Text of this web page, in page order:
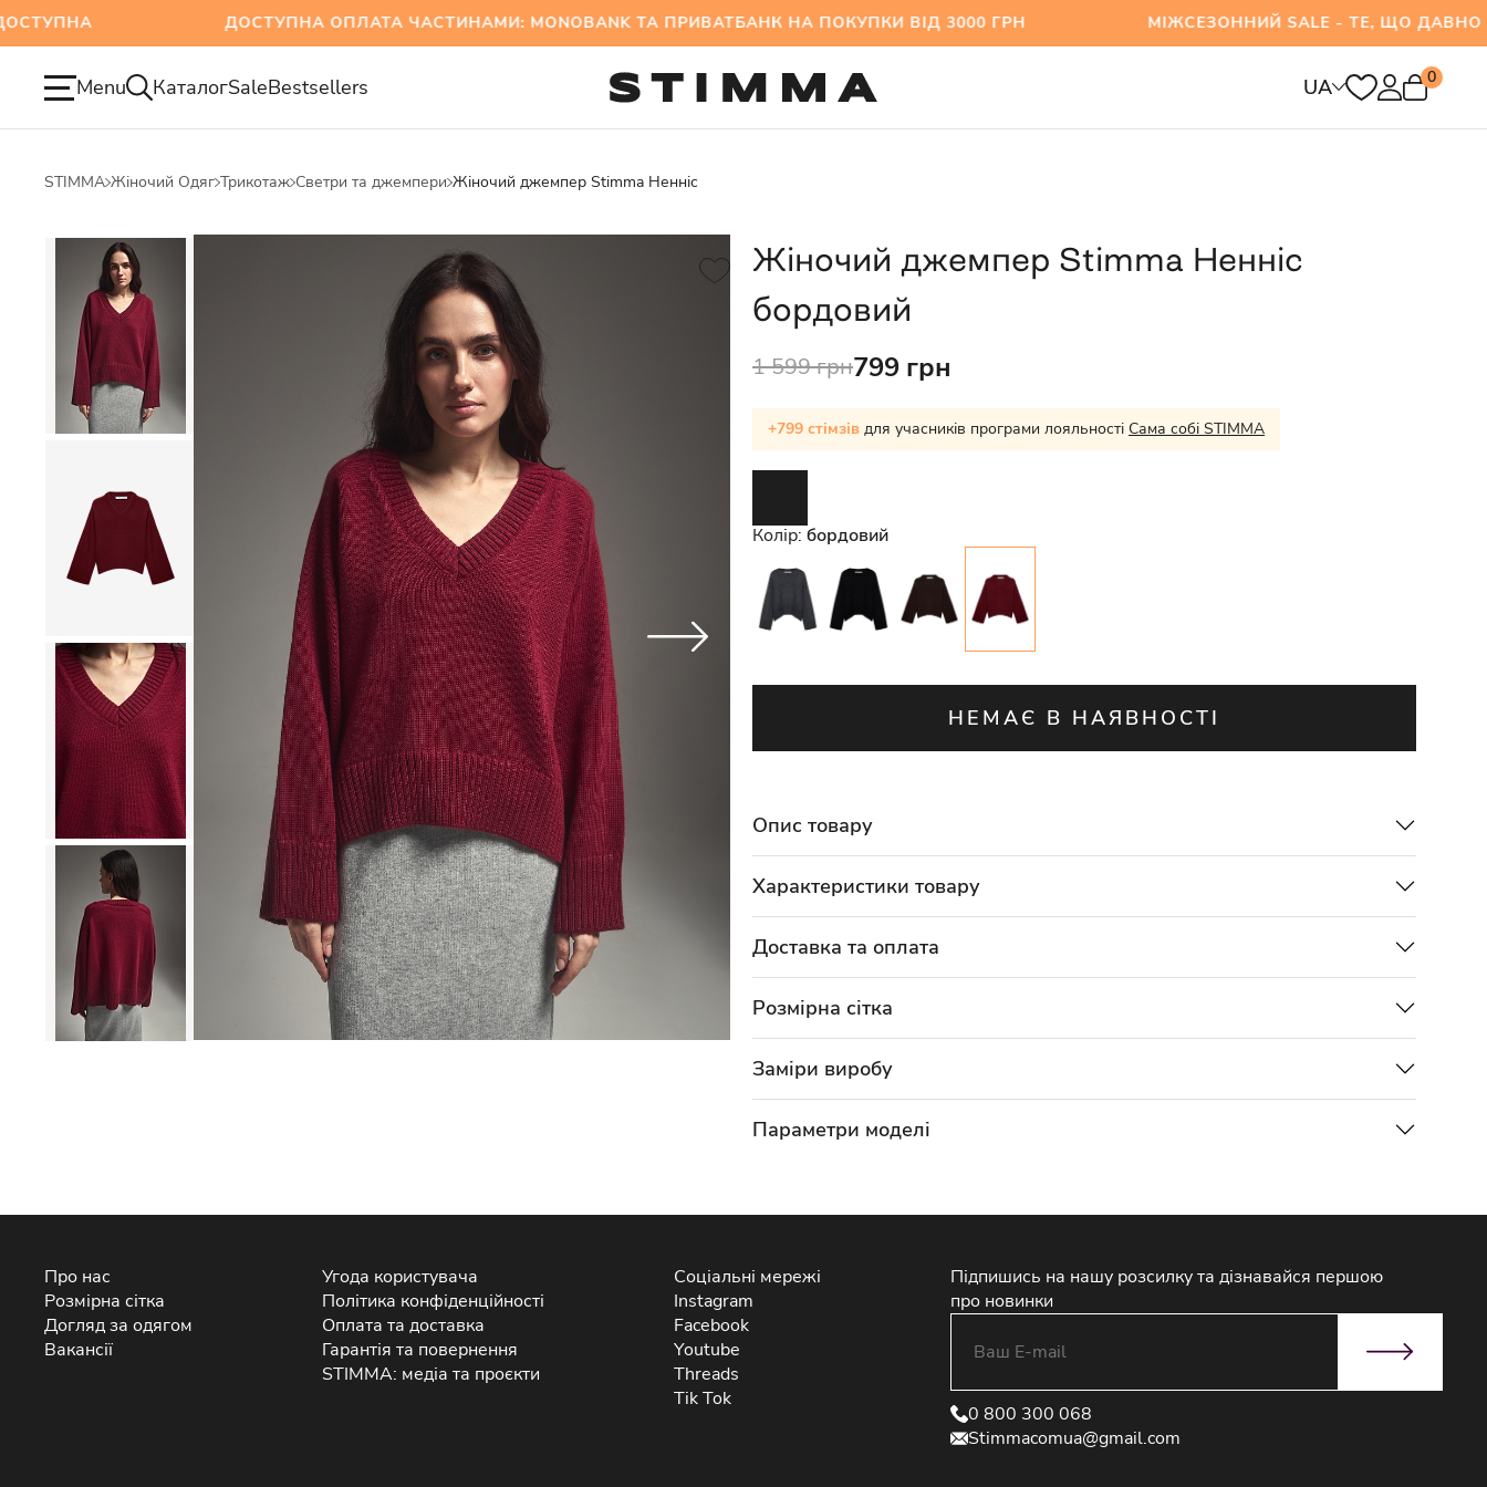
ДОСТУПНА ОПЛАТА ЧАСТИНАМИ: MONOBANK ТА ПРИВАТБАНК НА ПОКУПКИ ВІД 3000 ГРН МІЖСЕЗОННИЙ SALE - ТЕ, ЩО ДАВНО
Menu КаталогSaleBestsellers UA 0
STIMMA Жіночий Одяг Трикотаж Светри та джемпери Жіночий джемпер Stimma Ненніс
Жіночий джемпер Stimma Ненніс
бордовий
1 599 грн799 грн
+799 стімзів для учасників програми лояльності Сама собі STIMMA
Колір: бордовий
НЕМАЄ В НАЯВНОСТІ
Опис товару
Характеристики товару
Доставка та оплата
Розмірна сітка
Заміри виробу
Параметри моделі
Про нас
Розмірна сітка
Догляд за одягом
Вакансії
Угода користувача
Політика конфіденційності
Оплата та доставка
Гарантія та повернення
STIMMA: медіа та проєкти
Соціальні мережі
Instagram
Facebook
Youtube
Threads
Tik Tok
Підпишись на нашу розсилку та дізнавайся першою
про новинки
0 800 300 068
Stimmacomua@gmail.com